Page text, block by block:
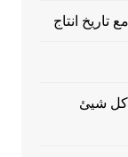
تاريخ انتاج
كل شيئ